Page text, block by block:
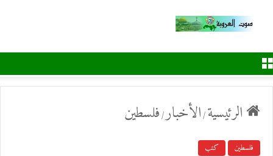
الرئيسية/الأخبار/فلسطين
فلسطين كتب